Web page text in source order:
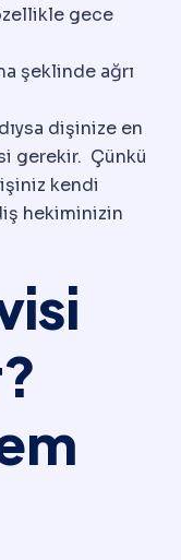
gece
şeklinde ağrı
dişinize en
gerekir. Çünkü
kendi
hekiminizin